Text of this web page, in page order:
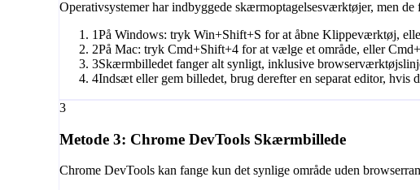
Operativsystemer har indbyggede skærmoptagelsesværktøjer, men
1På Windows: tryk Win+Shift+S for at åbne Klippeværktøj,
2På Mac: tryk Cmd+Shift+4 for at vælge et område, eller
3Skærmbilledet fanger alt synligt, inklusive
4Indsæt eller gem billedet, brug derefter en separat editor, hvis
3
Metode 3: Chrome DevTools Skærmbillede
Chrome DevTools kan fange kun det synlige område uden